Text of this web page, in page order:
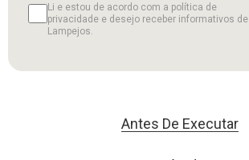
Li e estou de acordo com a política de
privacidade e desejo receber informativos de
Lampejos.
Antes De Executar